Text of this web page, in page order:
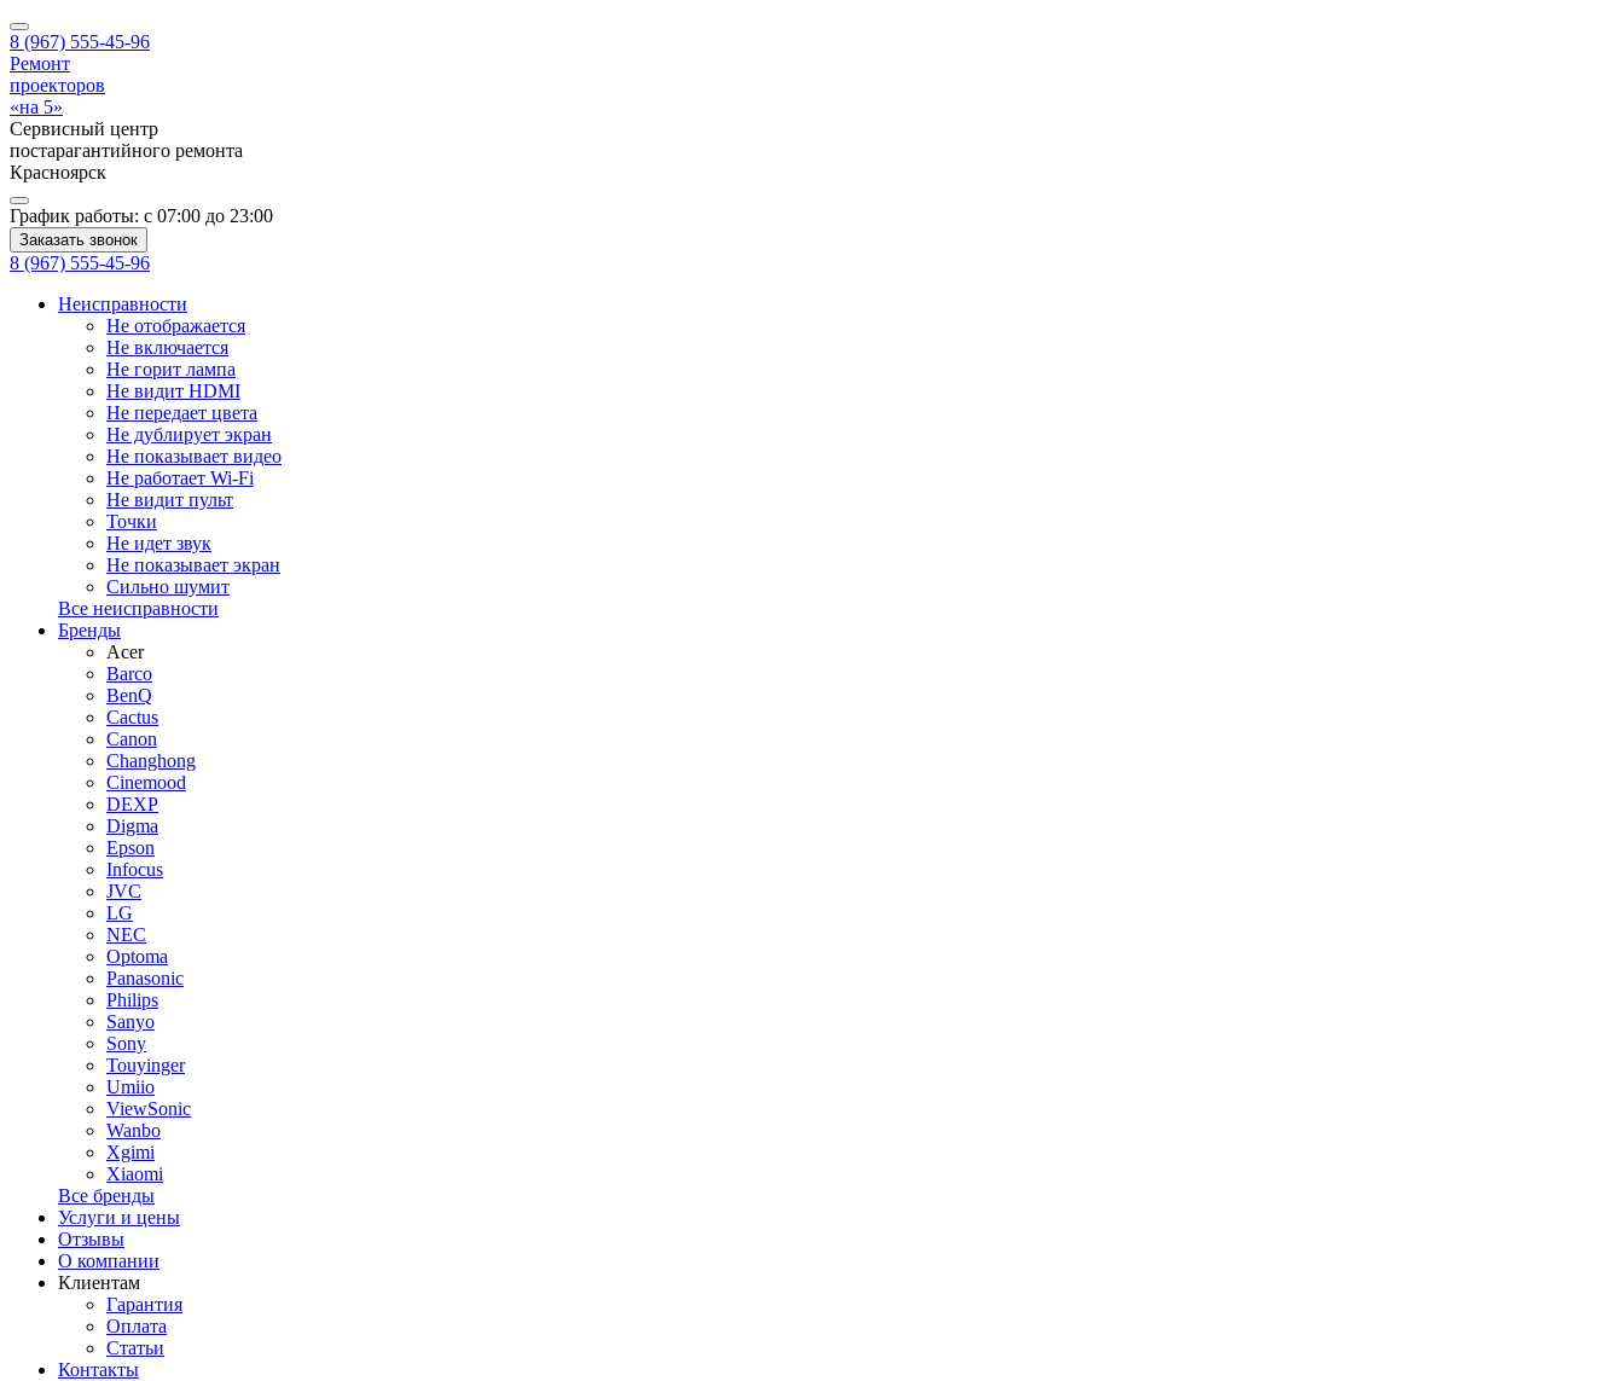
8 (967) 555-45-96
Ремонт
проекторов
«на 5»
Сервисный центр
постарагантийного ремонта
Красноярск
График работы: с 07:00 до 23:00
Заказать звонок
8 (967) 555-45-96
Неисправности
Не отображается
Не включается
Не горит лампа
Не видит HDMI
Не передает цвета
Не дублирует экран
Не показывает видео
Не работает Wi-Fi
Не видит пульт
Точки
Не идет звук
Не показывает экран
Сильно шумит
Все неисправности
Бренды
Acer
Barco
BenQ
Cactus
Canon
Changhong
Cinemood
DEXP
Digma
Epson
Infocus
JVC
LG
NEC
Optoma
Panasonic
Philips
Sanyo
Sony
Touyinger
Umiio
ViewSonic
Wanbo
Xgimi
Xiaomi
Все бренды
Услуги и цены
Отзывы
О компании
Клиентам
Гарантия
Оплата
Статьи
Контакты